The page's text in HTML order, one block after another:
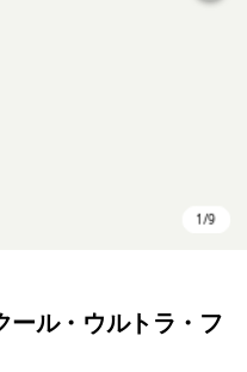
ール・ウルトラ・フ